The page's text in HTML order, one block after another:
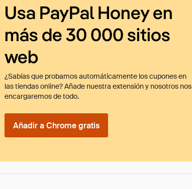
Usa PayPal Honey en
más de 30 000 sitios
web
¿Sabías que probamos automáticamente los cupones en
las tiendas online? Añade nuestra extensión y nosotros nos
encargaremos de todo.
Añadir a Chrome gratis